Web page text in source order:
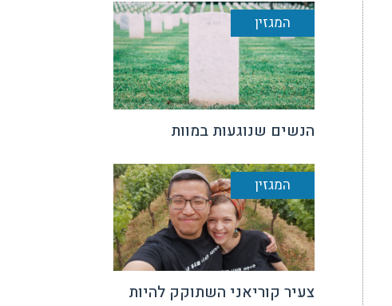
המגזין
הנשים שנוגעות במוות
המגזין
צעיר קוריאני השתוקק להיות